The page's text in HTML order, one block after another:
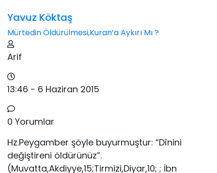
Yavuz Köktaş
Mürtedin Öldürülmesi,Kuran’a Aykırı Mı ?
Arif
13:46 - 6 Haziran 2015
0 Yorumlar
Hz.Peygamber şöyle buyurmuştur: “Dînini
değiştireni öldürünüz”.
(Muvatta,Akdiyye,15;Tirmizi,Diyar,10; ; İbn